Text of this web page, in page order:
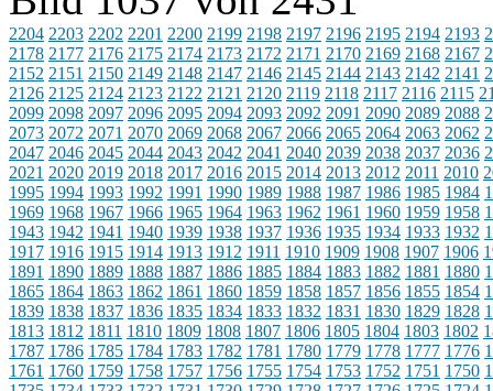
2204 2203 2202 2201 2200 2199 2198 2197 2196 2195 2194 2193
2178 2177 2176 2175 2174 2173 2172 2171 2170 2169 2168 2167
2152 2151 2150 2149 2148 2147 2146 2145 2144 2143 2142 2141
2126 2125 2124 2123 2122 2121 2120 2119 2118 2117 2116 2115
2099 2098 2097 2096 2095 2094 2093 2092 2091 2090 2089 2088
2073 2072 2071 2070 2069 2068 2067 2066 2065 2064 2063 2062
2047 2046 2045 2044 2043 2042 2041 2040 2039 2038 2037 2036
2021 2020 2019 2018 2017 2016 2015 2014 2013 2012 2011 2010
1995 1994 1993 1992 1991 1990 1989 1988 1987 1986 1985 1984
1969 1968 1967 1966 1965 1964 1963 1962 1961 1960 1959 1958
1943 1942 1941 1940 1939 1938 1937 1936 1935 1934 1933 1932
1917 1916 1915 1914 1913 1912 1911 1910 1909 1908 1907 1906
1891 1890 1889 1888 1887 1886 1885 1884 1883 1882 1881 1880
1865 1864 1863 1862 1861 1860 1859 1858 1857 1856 1855 1854
1839 1838 1837 1836 1835 1834 1833 1832 1831 1830 1829 1828
1813 1812 1811 1810 1809 1808 1807 1806 1805 1804 1803 1802
1787 1786 1785 1784 1783 1782 1781 1780 1779 1778 1777 1776
1761 1760 1759 1758 1757 1756 1755 1754 1753 1752 1751 1750